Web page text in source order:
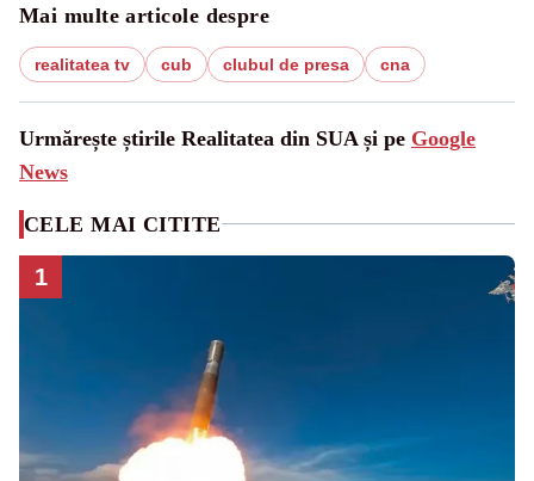
Mai multe articole despre
realitatea tv cub clubul de presa cna
Urmărește știrile Realitatea din SUA și pe Google
News
CELE MAI CITITE
1